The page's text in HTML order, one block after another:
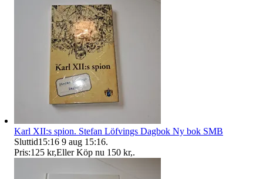
Karl XII:s spion. Stefan Löfvings Dagbok Ny bok SMB
Sluttid15:16 9 aug 15:16.
Pris:125 kr,Eller Köp nu 150 kr,.